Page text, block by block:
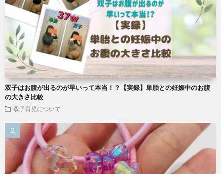
双子はお腹が出るのが早いって本当！？【実録】単胎との妊娠中のお腹
の大きさ比較
双子育児について